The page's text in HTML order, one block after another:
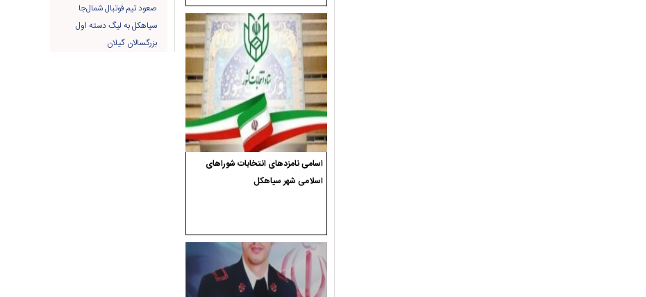
اسامی نامزدهای انتخابات شوراهای
اسلامی شهر سیاهکل
صعود تیم فوتبال شمال‌جا‌
سیاهکل به لیگ دسته اول
بزرگسالان گیلان